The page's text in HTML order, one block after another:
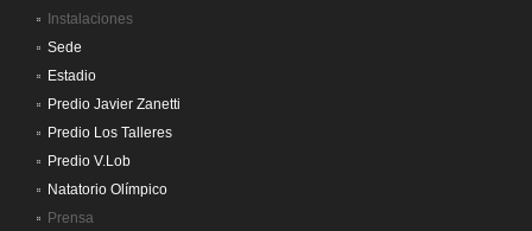
Instalaciones
Sede
Estadio
Predio Javier Zanetti
Predio Los Talleres
Predio V.Lob
Natatorio Olímpico
Prensa